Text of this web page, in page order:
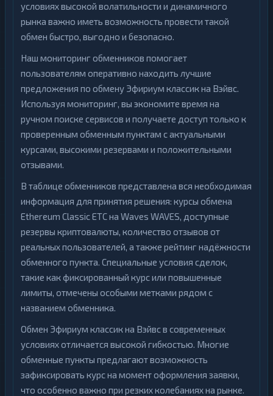
условиях высокой волатильности и динамичного
рынка важно иметь возможность провести такой
обмен быстро, выгодно и безопасно.
Наш мониторинг обменников помогает
пользователям оперативно находить лучшие
предложения по обмену Эфириум классик на Вэйвс.
Используя мониторинг, вы экономите время на
ручном поиске сервисов и получаете доступ только к
проверенным обменным пунктам с актуальными
курсами, высокими резервами и положительными
отзывами.
В таблице обменников представлена вся необходимая
информация для принятия решения: курсы обмена
Ethereum Classic ETC на Waves WAVES, доступные
резервы криптовалюты, количество отзывов от
реальных пользователей, а также рейтинг надёжности
обменного пункта. Специальные условия сделок,
такие как фиксированный курс или повышенные
лимиты, отмечены особыми метками рядом с
названием обменника.
Обмен Эфириум классик на Вэйвс в современных
условиях отличается высокой гибкостью. Многие
обменные пункты предлагают возможность
зафиксировать курс на момент оформления заявки,
что особенно важно при резких колебаниях на рынке.